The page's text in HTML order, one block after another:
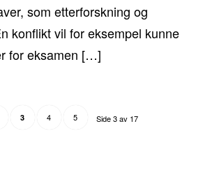
som etterforskning og
konflikt vil for eksempel kunne
for eksamen […]
Side 3 av 17
3 4 5